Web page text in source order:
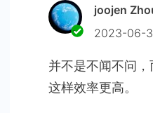
joojen
2023-06-
并不是不闻不问，
这样效率更高。